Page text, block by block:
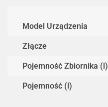
Model Urządzenia
Złącze
Pojemność Zbiornika (l)
Pojemność (l)